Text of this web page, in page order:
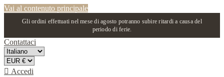
Vai al contenuto principale
Gli ordini effettuati nel mese di agosto potranno subire ritardi a causa del
periodo di ferie.
Contattaci
 Accedi